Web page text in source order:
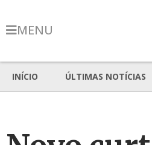
MENU
INÍCIO ÚLTIMAS NOTÍCIAS